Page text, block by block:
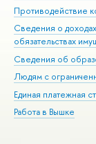
Противодействие
Сведения о
обязательствах
Сведения об
Людям с
Единая платежная
Работа в Вышке